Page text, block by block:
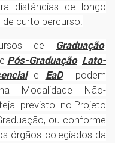
distâncias de longo
de curto percurso.
de Graduação
Pós-Graduação Lato-
e EaDpodem
Modalidade Não-
previsto no.Projeto
ou conforme
órgãos colegiados da